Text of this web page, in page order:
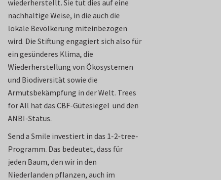
wiederherstellt. Sie tut dies auf eine
nachhaltige Weise, in die auch die
lokale Bevölkerung miteinbezogen
wird. Die Stiftung engagiert sich also für
ein gesünderes Klima, die
Wiederherstellung von Ökosystemen
und Biodiversität sowie die
Armutsbekämpfung in der Welt. Trees
for All hat das CBF-Gütesiegel und den
ANBI-Status.
Send a Smile investiert in das 1-2-tree-
Programm. Das bedeutet, dass für
jeden Baum, den wir in den
Niederlanden pflanzen, auch im